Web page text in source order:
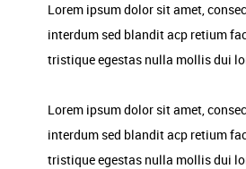
Lorem ipsum dolor sit amet,
interdum sed blandit acp retium
tristique egestas nulla mollis dui
Lorem ipsum dolor sit amet,
interdum sed blandit acp retium
tristique egestas nulla mollis dui